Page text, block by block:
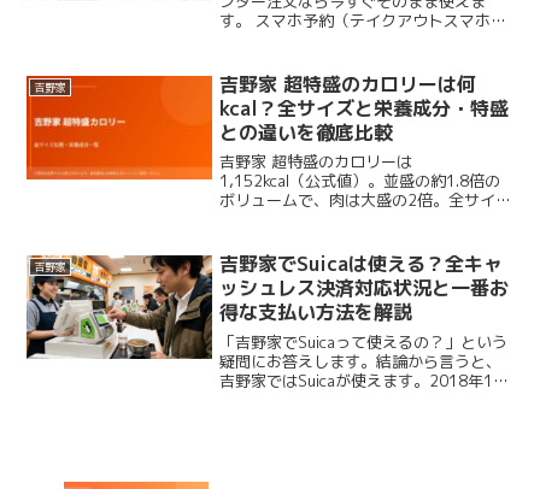
す。 スマホ予約（テイクアウトスマホ予
る場合は、出発の15〜20分前に注文を完
了させてくだ...
吉野家
吉野家 超特盛のカロリーは何
kcal？全サイズと栄養成分・特盛
との違いを徹底比較
吉野家 超特盛のカロリーは
1,152kcal（公式値）。並盛の約1.8倍の
ボリュームで、肉は大盛の2倍。全サイズ
吉野家
吉野家でSuicaは使える？全キャ
ッシュレス決済対応状況と一番お
得な支払い方法を解説
「吉野家でSuicaって使えるの？」という
疑問にお答えします。結論から言うと、
吉野家ではSuicaが使えます。2018年12